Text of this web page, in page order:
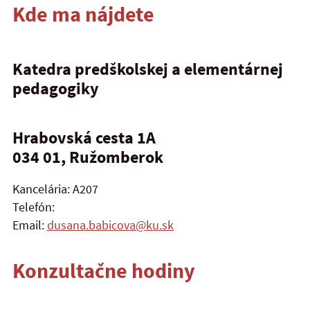
Kde ma nájdete
Katedra predškolskej a elementárnej
pedagogiky
Hrabovská cesta 1A
034 01, Ružomberok
Kancelária: A207
Telefón:
Email:dusana.babicova@ku.sk
Konzultačne hodiny